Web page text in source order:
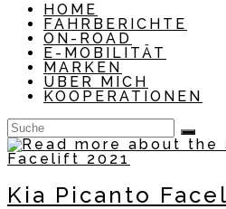
HOME
FAHRBERICHTE
ON-ROAD
E-MOBILITÄT
MARKEN
ÜBER MICH
KOOPERATIONEN
Kia Picanto